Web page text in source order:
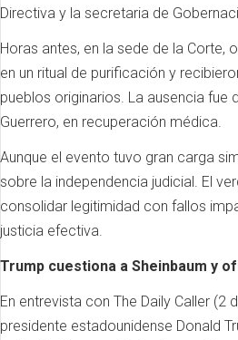
Directiva y la secretaria de
Horas antes, en la sede de la Corte,
en un ritual de purificación y
pueblos originarios. La ausencia fue
Guerrero, en recuperación médica.
Aunque el evento tuvo gran carga
sobre la independencia judicial. El
consolidar legitimidad con fallos
justicia efectiva.
Trump cuestiona a Sheinbaum y
En entrevista con The Daily Caller (2
presidente estadounidense Donald